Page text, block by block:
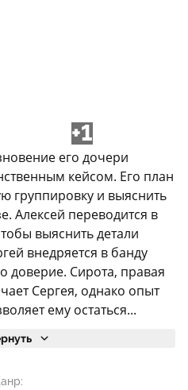
+1
его дочери
кейсом. Его план
группировку и выяснить
Алексей переводится в
выяснить детали
внедряется в банду
доверие. Сирота, правая
Сергея, однако опыт
ему остаться...